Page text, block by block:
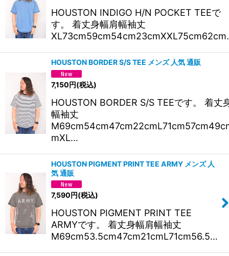
HOUSTON INDIGO H/N POCKET TEEで
す。 着丈身幅肩幅袖丈
HOUSTON BORDER S/S TEE メンズ 人気 通販
7,150円(税込)
HOUSTON BORDER S/S TEEです。 着丈
幅袖丈
mXL…
HOUSTON PIGMENT PRINT TEE ARMY メンズ 人
気 通販
7,590円(税込)
HOUSTON PIGMENT PRINT TEE
ARMYです。 着丈身幅肩幅袖丈
M69cm53.5cm47cm21cmL71cm56.5…